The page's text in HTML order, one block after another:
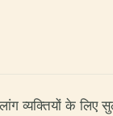
व्यक्तियों के